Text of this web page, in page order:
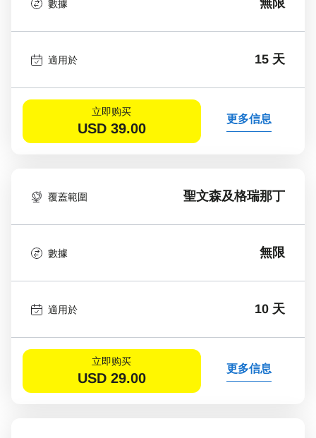
數據 無限
適用於 15 天
立即购买
USD 39.00
更多信息
覆蓋範圍 聖文森及格瑞那丁
數據 無限
適用於 10 天
立即购买
USD 29.00
更多信息